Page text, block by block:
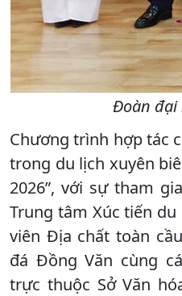
Đoàn đại
Chương trình hợp tác
trong du lịch xuyên
2026”, với sự tham
Trung tâm Xúc tiến
viên Địa chất toàn
đá Đồng Văn cùng
trực thuộc Sở Văn